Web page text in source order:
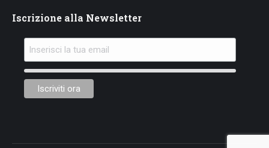
Iscrizione alla Newsletter